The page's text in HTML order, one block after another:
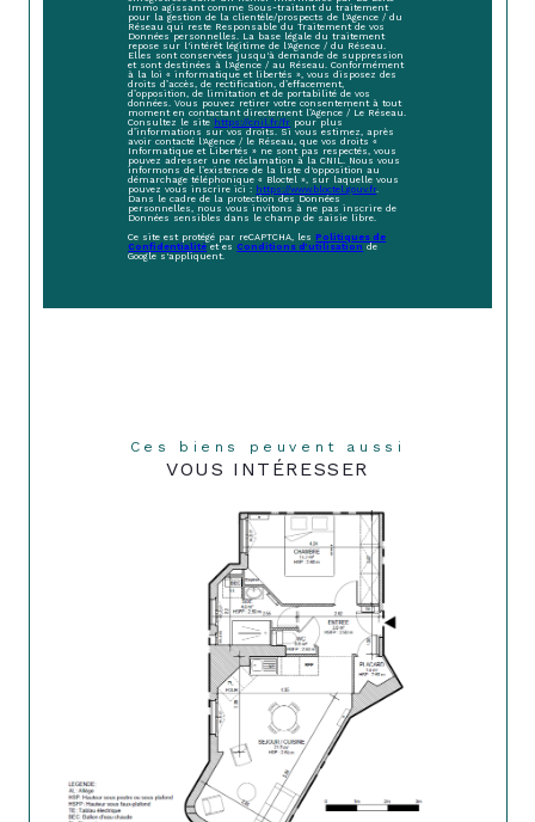
Immo agissant comme Sous-traitant du traitement
pour la gestion de la clientèle/prospects de l'Agence / du
Réseau qui reste Responsable du Traitement de vos
Données personnelles. La base légale du traitement
repose sur l'intérêt légitime de l'Agence / du Réseau.
Elles sont conservées jusqu'à demande de suppression
et sont destinées à l'Agence / au Réseau. Conformément
à la loi « informatique et libertés », vous disposez des
droits d’accès, de rectification, d’effacement,
d’opposition, de limitation et de portabilité de vos
données. Vous pouvez retirer votre consentement à tout
moment en contactant directement l’Agence / Le Réseau.
Consultez le site https://cnil.fr/fr pour plus
d’informations sur vos droits. Si vous estimez, après
avoir contacté l'Agence / le Réseau, que vos droits «
Informatique et Libertés » ne sont pas respectés, vous
pouvez adresser une réclamation à la CNIL. Nous vous
informons de l’existence de la liste d'opposition au
démarchage téléphonique « Bloctel », sur laquelle vous
pouvez vous inscrire ici : https://www.bloctel.gouv.fr.
Dans le cadre de la protection des Données
personnelles, nous vous invitons à ne pas inscrire de
Données sensibles dans le champ de saisie libre.
Ce site est protégé par reCAPTCHA, lesPolitiques de
Confidentialitéet esConditions d'utilisationde
Google s'appliquent.
Ces biens peuvent aussi
VOUS INTÉRESSER